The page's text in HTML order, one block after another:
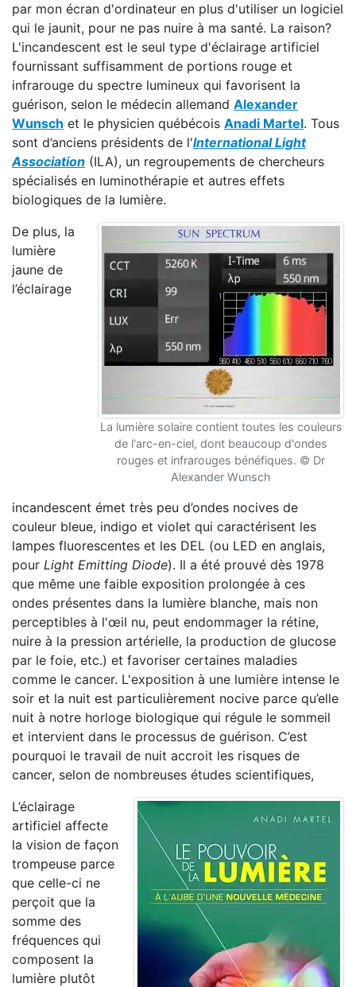
par mon écran d'ordinateur en plus d'utiliser un logiciel
qui le jaunit, pour ne pas nuire à ma santé. La raison?
L'incandescent est le seul type d'éclairage artificiel
fournissant suffisamment de portions rouge et
infrarouge du spectre lumineux qui favorisent la
guérison, selon le médecin allemand Alexander
Wunsch et le physicien québécois Anadi Martel. Tous
sont d’anciens présidents de l'International Light
Association (ILA), un regroupements de chercheurs
spécialisés en luminothérapie et autres effets
biologiques de la lumière.
La lumière solaire contient toutes les couleurs
de l'arc-en-ciel, dont beaucoup d'ondes
rouges et infrarouges bénéfiques. © Dr
Alexander Wunsch
De plus, la
lumière
jaune de
l’éclairage
incandescent émet très peu d’ondes nocives de
couleur bleue, indigo et violet qui caractérisent les
lampes fluorescentes et les DEL (ou LED en anglais,
pour Light Emitting Diode). Il a été prouvé dès 1978
que même une faible exposition prolongée à ces
ondes présentes dans la lumière blanche, mais non
perceptibles à l'œil nu, peut endommager la rétine,
nuire à la pression artérielle, la production de glucose
par le foie, etc.) et favoriser certaines maladies
comme le cancer. L'exposition à une lumière intense le
soir et la nuit est particulièrement nocive parce qu’elle
nuit à notre horloge biologique qui régule le sommeil
et intervient dans le processus de guérison. C’est
pourquoi le travail de nuit accroit les risques de
cancer, selon de nombreuses études scientifiques,
L’éclairage
artificiel affecte
la vision de façon
trompeuse parce
que celle-ci ne
perçoit que la
somme des
fréquences qui
composent la
lumière plutôt